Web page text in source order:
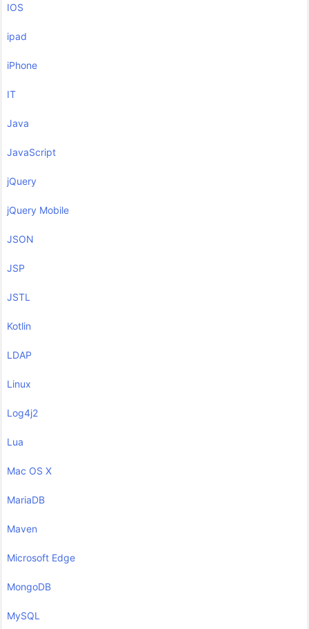
IOS
ipad
iPhone
IT
Java
JavaScript
jQuery
jQuery Mobile
JSON
JSP
JSTL
Kotlin
LDAP
Linux
Log4j2
Lua
Mac OS X
MariaDB
Maven
Microsoft Edge
MongoDB
MySQL